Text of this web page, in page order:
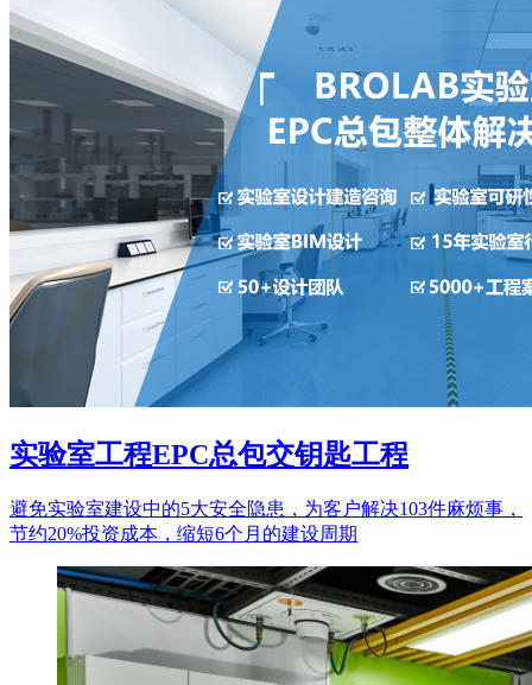
实验室工程EPC总包交钥匙工程
避免实验室建设中的5大安全隐患，为客户解决103件麻烦事，
节约20%投资成本，缩短6个月的建设周期